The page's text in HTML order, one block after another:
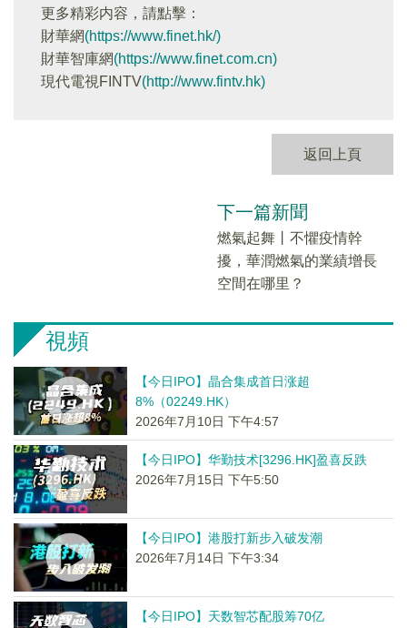
更多精彩内容，請點擊：
財華網(https://www.finet.hk/)
財華智庫網(https://www.finet.com.cn)
現代電視FINTV(http://www.fintv.hk)
返回上頁
下一篇新聞
燃氣起舞丨不懼疫情幹
擾，華潤燃氣的業績增長
空間在哪里？
視頻
【今日IPO】晶合集成首日涨超
8%（02249.HK）
2026年7月10日 下午4:57
【今日IPO】华勤技术[3296.HK]盈喜反跌
2026年7月15日 下午5:50
【今日IPO】港股打新步入破发潮
2026年7月14日 下午3:34
【今日IPO】天数智芯配股筹70亿